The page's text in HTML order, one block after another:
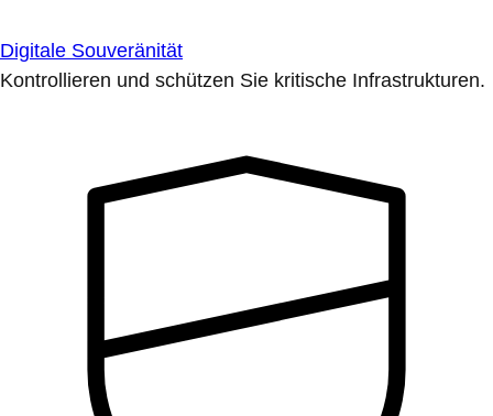
Digitale Souveränität
Kontrollieren und schützen Sie kritische Infrastrukturen.